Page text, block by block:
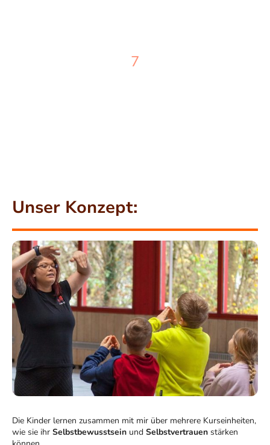
7
Unser Konzept:
Die Kinder lernen zusammen mit mir über mehrere Kurseinheiten,
wie sie ihr Selbstbewusstsein und Selbstvertrauen stärken